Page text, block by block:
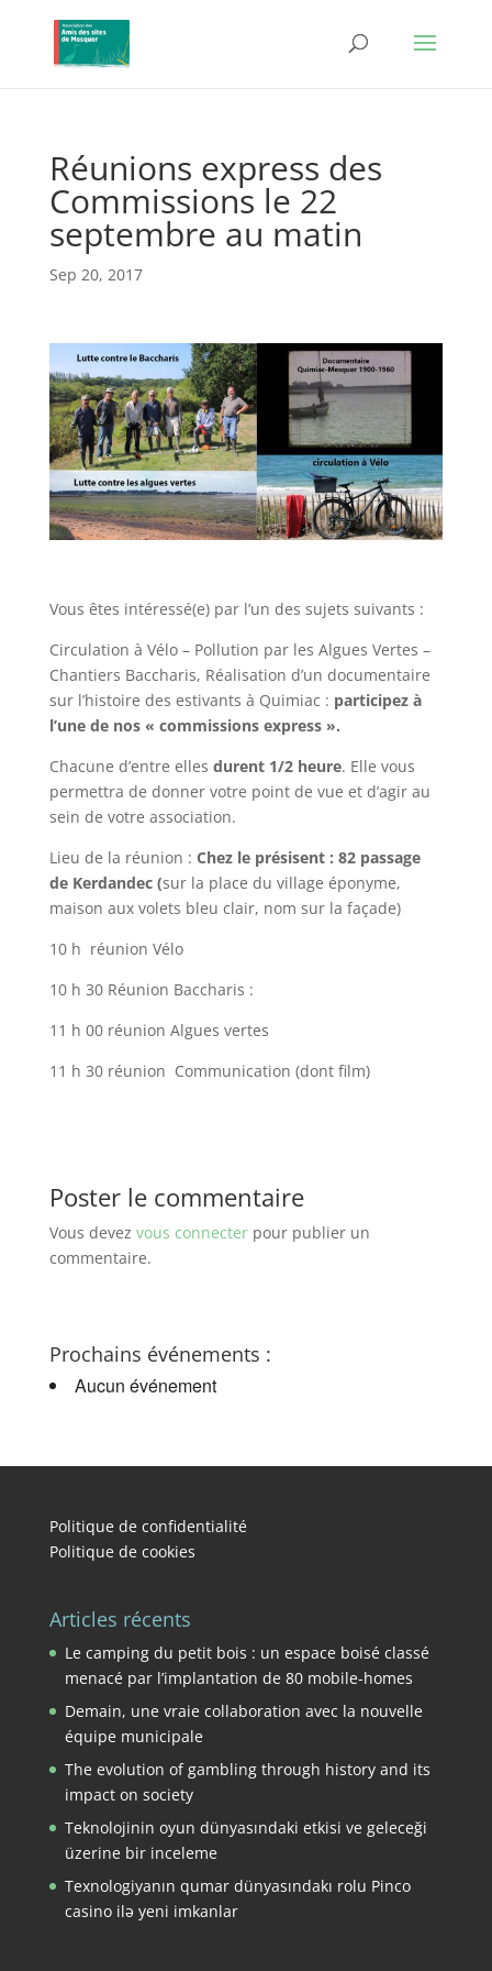
Réunions express des
Commissions le 22
septembre au matin
Sep 20, 2017
Vous êtes intéressé(e) par l’un des sujets suivants :
Circulation à Vélo – Pollution par les Algues Vertes –
Chantiers Baccharis, Réalisation d’un documentaire
sur l’histoire des estivants à Quimiac : participez à
l’une de nos « commissions express ».
Chacune d’entre elles durent 1/2 heure. Elle vous
permettra de donner votre point de vue et d’agir au
sein de votre association.
Lieu de la réunion : Chez le présisent : 82 passage
de Kerdandec (sur la place du village éponyme,
maison aux volets bleu clair, nom sur la façade)
10 h réunion Vélo
10 h 30 Réunion Baccharis :
11 h 00 réunion Algues vertes
11 h 30 réunion Communication (dont film)
Poster le commentaire
Vous devez vous connecterpour publier un
commentaire.
Prochains événements :
Aucun événement
Politique de confidentialité
Politique de cookies
Articles récents
Le camping du petit bois : un espace boisé classé
menacé par l’implantation de 80 mobile-homes
Demain, une vraie collaboration avec la nouvelle
équipe municipale
The evolution of gambling through history and its
impact on society
Teknolojinin oyun dünyasındaki etkisi ve geleceği
üzerine bir inceleme
Texnologiyanın qumar dünyasındakı rolu Pinco
casino ilə yeni imkanlar